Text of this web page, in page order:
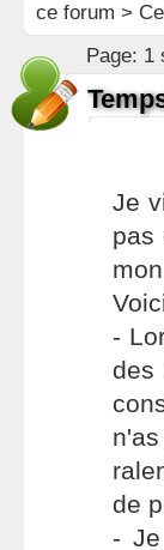
ce forum >
Page: 1
Je
pas
-
de
-